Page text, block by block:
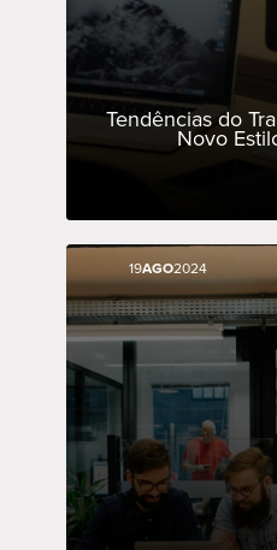
Tendências do
Novo
19AGO2024
19AGO2024